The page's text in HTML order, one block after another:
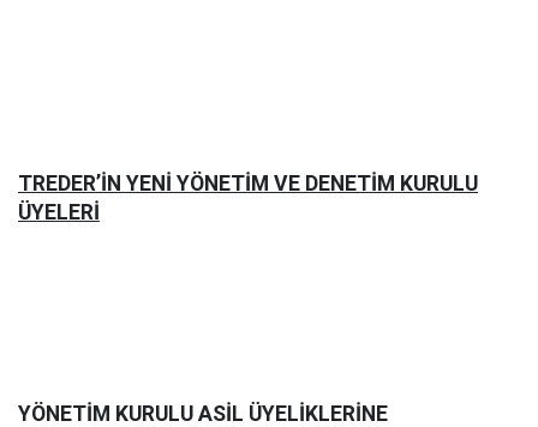
TREDER’İN YENİ YÖNETİM VE DENETİM KURULU
ÜYELERİ
YÖNETİM KURULU ASİL ÜYELİKLERİNE